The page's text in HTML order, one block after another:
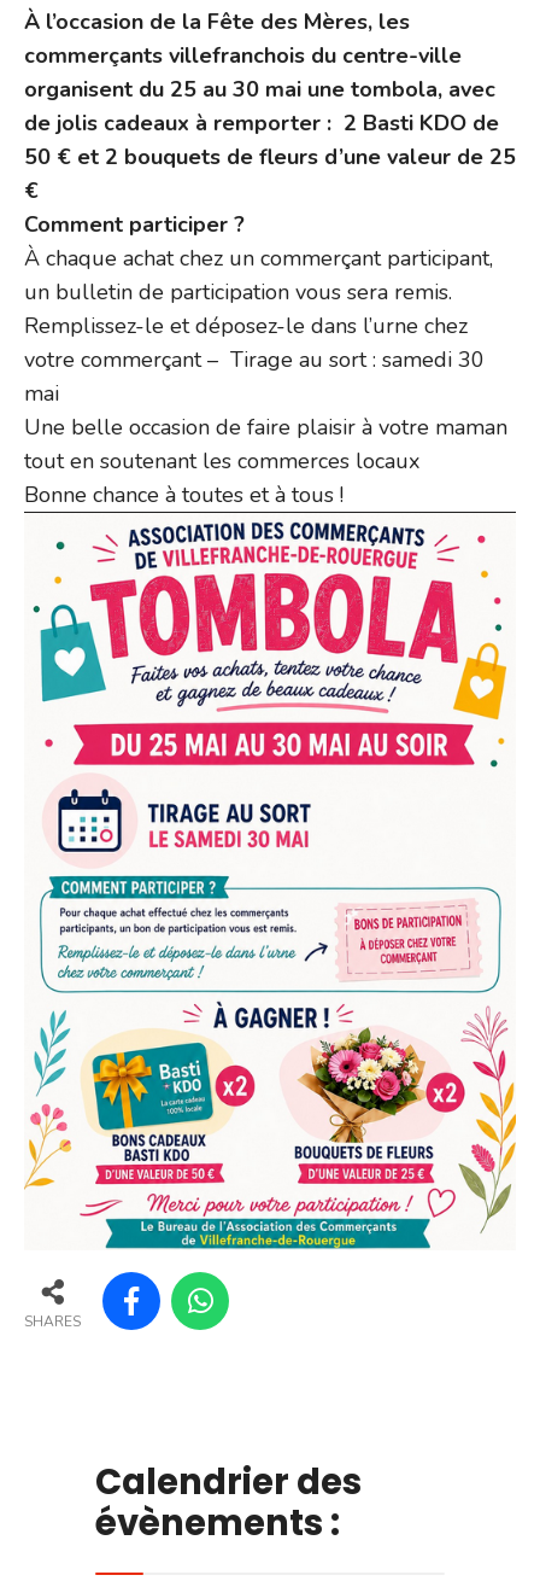
À l’occasion de la Fête des Mères, les
commerçants villefranchois du centre-ville
organisent du 25 au 30 mai une tombola, avec
de jolis cadeaux à remporter : 2 Basti KDO de
50 € et 2 bouquets de fleurs d’une valeur de 25
€
Comment participer ?
À chaque achat chez un commerçant participant,
un bulletin de participation vous sera remis.
Remplissez-le et déposez-le dans l’urne chez
votre commerçant – Tirage au sort : samedi 30
mai
Une belle occasion de faire plaisir à votre maman
tout en soutenant les commerces locaux
Bonne chance à toutes et à tous !
SHARES
Calendrier des
évènements :